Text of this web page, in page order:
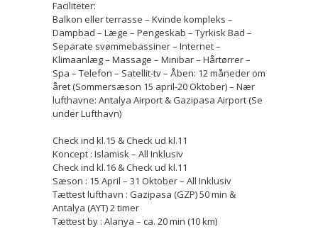
Faciliteter:
Balkon eller terrasse – Kvinde kompleks –
Dampbad – Læge – Pengeskab – Tyrkisk Bad –
Separate svømmebassiner – Internet –
Klimaanlæg – Massage – Minibar – Hårtørrer –
Spa – Telefon – Satellit-tv – Åben: 12 måneder om
året (Sommersæson 15 april-20 Oktober) – Nær
lufthavne: Antalya Airport & Gazipasa Airport (Se
under Lufthavn)
Check ind kl.15 & Check ud kl.11
Koncept : Islamisk – All Inklusiv
Check ind kl.16 & Check ud kl.11
Sæson : 15 April – 31 Oktober – All Inklusiv
Tættest lufthavn : Gazipasa (GZP) 50 min &
Antalya (AYT) 2 timer
Tættest by : Alanya – ca. 20 min (10 km)